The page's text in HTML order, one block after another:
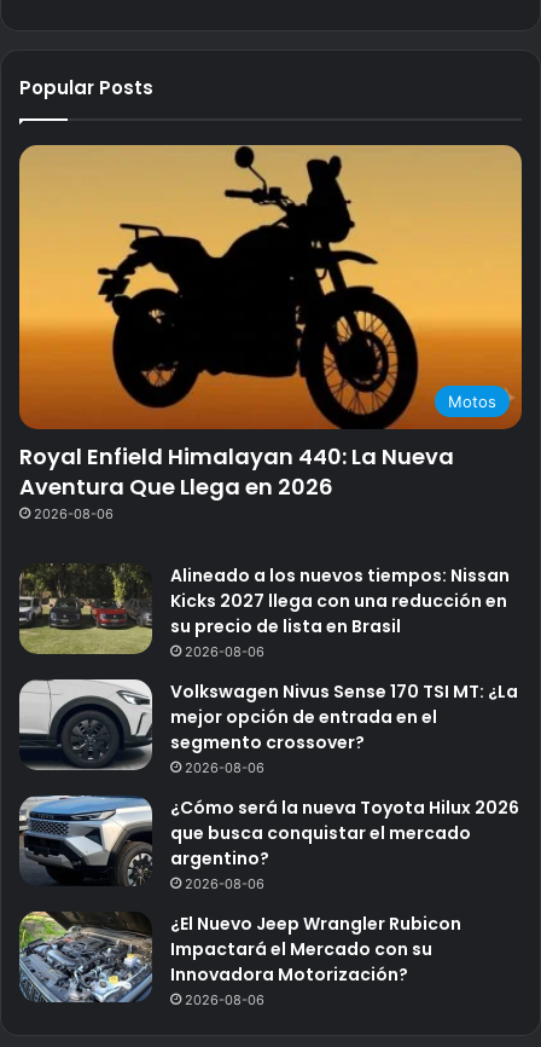
Popular Posts
Motos
Royal Enfield Himalayan 440: La Nueva
Aventura Que Llega en 2026
2026-08-06
Alineado a los nuevos tiempos: Nissan
Kicks 2027 llega con una reducción en
su precio de lista en Brasil
2026-08-06
Volkswagen Nivus Sense 170 TSI MT: ¿La
mejor opción de entrada en el
segmento crossover?
2026-08-06
¿Cómo será la nueva Toyota Hilux 2026
que busca conquistar el mercado
argentino?
2026-08-06
¿El Nuevo Jeep Wrangler Rubicon
Impactará el Mercado con su
Innovadora Motorización?
2026-08-06